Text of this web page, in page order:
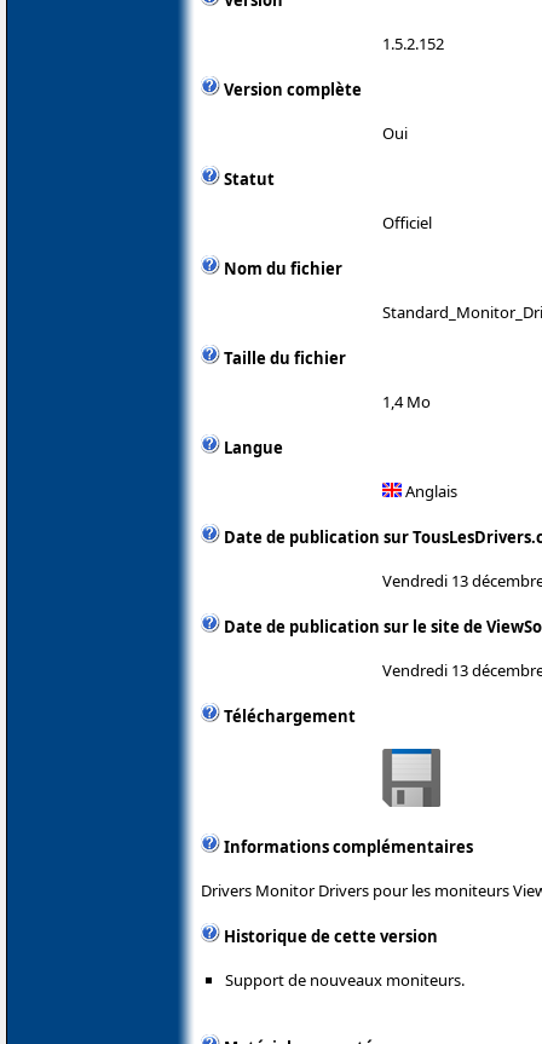
1.5.2.152
Version complète
Oui
Statut
Officiel
Nom du fichier
Taille du fichier
1,4 Mo
Langue
Anglais
Date de publication sur
Vendredi 13
Date de publication sur le site de
Vendredi 13
Téléchargement
Informations complémentaires
Drivers Monitor Drivers pour les moniteurs
Historique de cette version
Support de nouveaux moniteurs.